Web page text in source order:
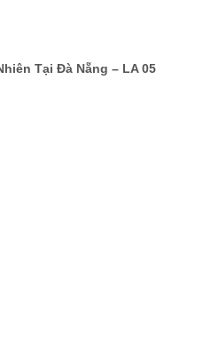
Tại Đà Nẵng – LA 05